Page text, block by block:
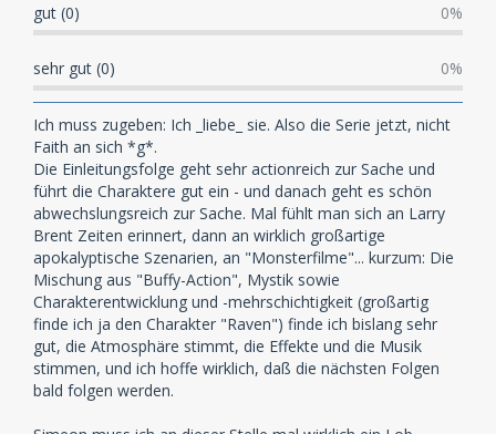
gut (0) 0%
sehr gut (0) 0%
Ich muss zugeben: Ich _liebe_ sie. Also die Serie jetzt, nicht
Faith an sich *g*.
Die Einleitungsfolge geht sehr actionreich zur Sache und
führt die Charaktere gut ein - und danach geht es schön
abwechslungsreich zur Sache. Mal fühlt man sich an Larry
Brent Zeiten erinnert, dann an wirklich großartige
apokalyptische Szenarien, an "Monsterfilme"... kurzum: Die
Mischung aus "Buffy-Action", Mystik sowie
Charakterentwicklung und -mehrschichtigkeit (großartig
finde ich ja den Charakter "Raven") finde ich bislang sehr
gut, die Atmosphäre stimmt, die Effekte und die Musik
stimmen, und ich hoffe wirklich, daß die nächsten Folgen
bald folgen werden.